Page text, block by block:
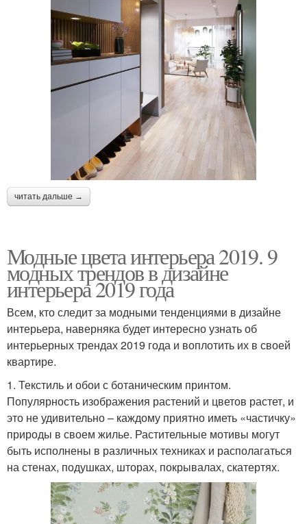
читать дальше →
Модные цвета интерьера 2019. 9
модных трендов в дизайне
интерьера 2019 года
Всем, кто следит за модными тенденциями в дизайне
интерьера, наверняка будет интересно узнать об
интерьерных трендах 2019 года и воплотить их в своей
квартире.
1. Текстиль и обои с ботаническим принтом.
Популярность изображения растений и цветов растет, и
это не удивительно – каждому приятно иметь «частичку»
природы в своем жилье. Растительные мотивы могут
быть исполнены в различных техниках и располагаться
на стенах, подушках, шторах, покрывалах, скатертях.